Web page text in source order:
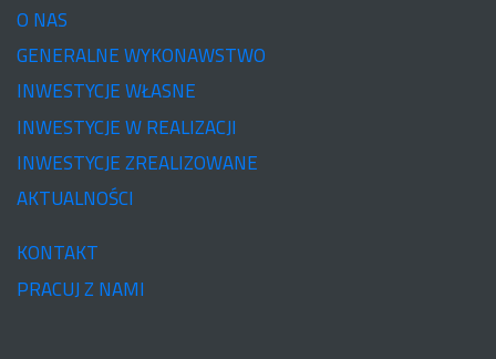
O NAS
GENERALNE WYKONAWSTWO
INWESTYCJE WŁASNE
INWESTYCJE W REALIZACJI
INWESTYCJE ZREALIZOWANE
AKTUALNOŚCI
KONTAKT
PRACUJ Z NAMI